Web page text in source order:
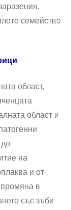
семейство
област,
област и
на
и от
в
със зъби